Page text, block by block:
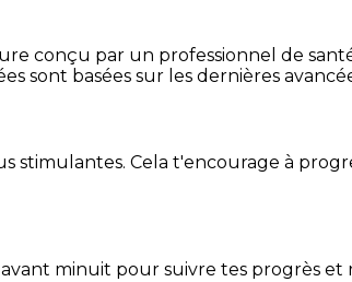
conçu par un professionnel de
sont basées sur les dernières
stimulantes. Cela t'encourage à
minuit pour suivre tes progrès et